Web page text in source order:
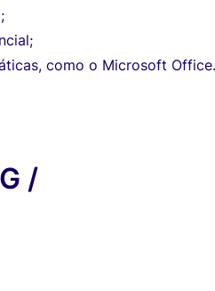
como o Microsoft
/